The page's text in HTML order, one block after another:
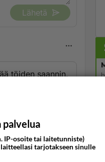
Lähetä
töiden saannin,
IP-osoite tai laitetunniste)
tarjotakseen sinulle